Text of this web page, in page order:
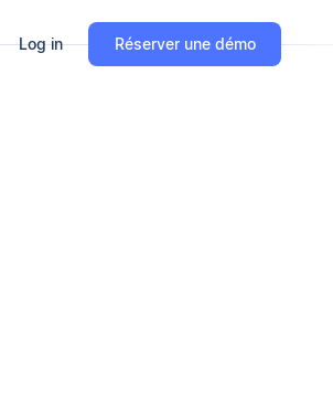
Log in Réserver une démo